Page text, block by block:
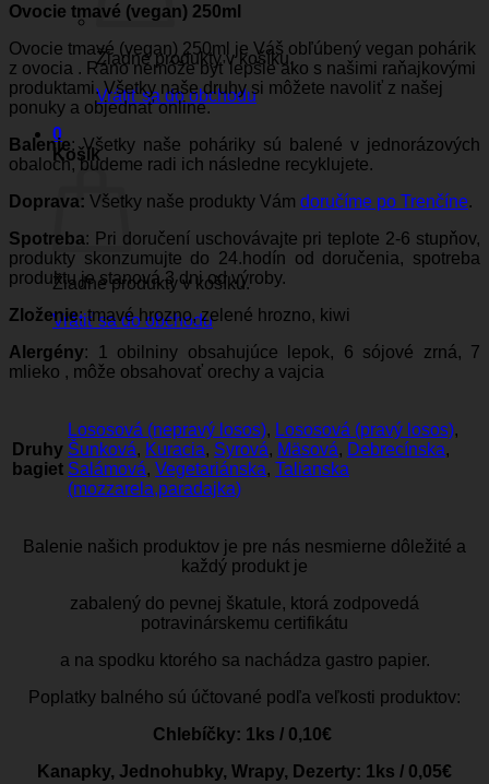
Žiadne produkty v košíku.
Vrátiť sa do obchodu
0
Košík
Žiadne produkty v košíku.
Vrátiť sa do obchodu
Ovocie tmavé (vegan) 250ml
Ovocie tmavé (vegan) 250ml je Váš obľúbený vegan pohárik
z ovocia . Ráno nemôže byť lepšie ako s našimi raňajkovými
produktami. Všetky naše druhy si môžete navoliť z našej
ponuky a objednať online.
Balenie: Všetky naše poháriky sú balené v jednorázových
obaloch, budeme radi ich následne recyklujete.
Doprava: Všetky naše produkty Vám doručíme po Trenčíne.
Spotreba: Pri doručení uschovávajte pri teplote 2-6 stupňov,
produkty skonzumujte do 24.hodín od doručenia, spotreba
produktu je stanová 3 dni od výroby.
Zloženie: tmavé hrozno, zelené hrozno, kiwi
Alergény: 1 obilniny obsahujúce lepok, 6 sójové zrná, 7
mlieko , môže obsahovať orechy a vajcia
Druhy
bagiet
Lososová (nepravý losos), Lososová (pravý losos),
Šunková, Kuracia, Syrová, Mäsová, Debrecínska,
Salámová, Vegetariánska, Talianska
(mozzarela,paradajka)
Balenie našich produktov je pre nás nesmierne dôležité a
každý produkt je
zabalený do pevnej škatule, ktorá zodpovedá
potravinárskemu certifikátu
a na spodku ktorého sa nachádza gastro papier.
Poplatky balného sú účtované podľa veľkosti produktov:
Chlebíčky: 1ks / 0,10€
Kanapky, Jednohubky, Wrapy, Dezerty: 1ks / 0,05€